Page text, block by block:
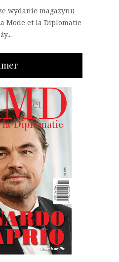
wydanie magazynu
Mode et la Diplomatie